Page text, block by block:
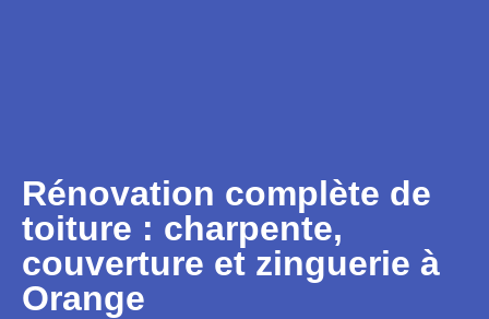
Rénovation complète de
toiture : charpente,
couverture et zinguerie à
Orange